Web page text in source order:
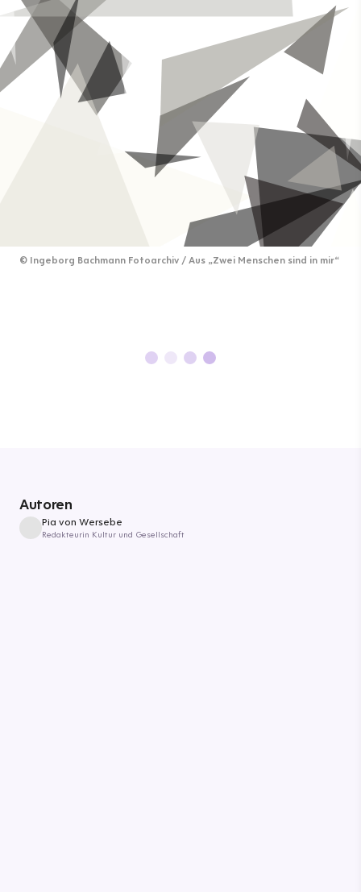
© Ingeborg Bachmann Fotoarchiv / Aus „Zwei Menschen sind in mir“
Autoren
Pia von Wersebe
Redakteurin Kultur und Gesellschaft